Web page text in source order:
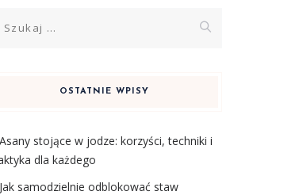
OSTATNIE WPISY
Asany stojące w jodze: korzyści, techniki i
dla każdego
Jak samodzielnie odblokować staw